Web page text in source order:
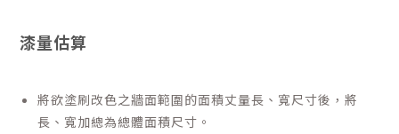
漆量估算
將欲塗刷改色之牆面範圍的面積丈量長、寬尺寸後，將
長、寬加總為總體面積尺寸。